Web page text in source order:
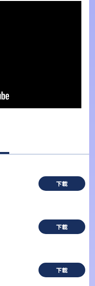
下載
下載
下載